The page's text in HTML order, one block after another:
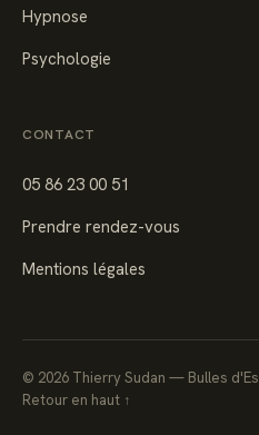
Hypnose
Psychologie
CONTACT
05 86 23 00 51
Prendre rendez-vous
Mentions légales
© 2026 Thierry Sudan — Bulles
Retour en haut ↑